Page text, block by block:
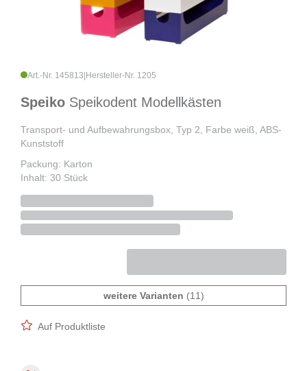
Art.-Nr. 145813 Hersteller-Nr. 1205
Speiko Speikodent Modellkästen
Transport- und Aufbewahrungsbox, Typ 2, Farbe weiß, ABS-
Kunststoff
Packung: Karton
Inhalt: 30 Stück
weitere Varianten (11)
Auf Produktliste